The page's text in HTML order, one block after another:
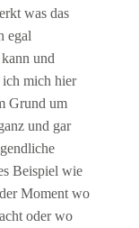
was das
egal
und
mich hier
Grund um
und gar
Beispiel wie
Moment wo
oder wo